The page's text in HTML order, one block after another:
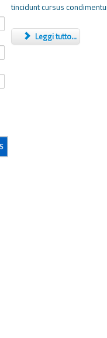
tincidunt cursus
Leggi tutto...